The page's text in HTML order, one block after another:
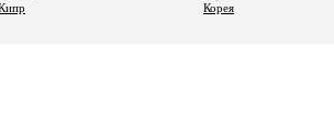
Корея